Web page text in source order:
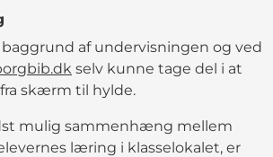
baggrund af undervisningen og ved
selv kunne tage del i at
skærm til hylde.
mulig sammenhæng mellem
læring i klasselokalet, er